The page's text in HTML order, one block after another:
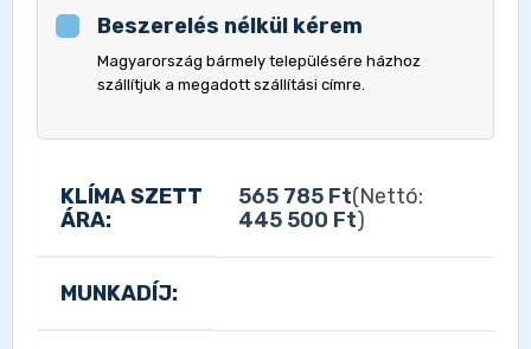
Beszerelés nélkül kérem
Magyarország bármely településére házhoz
szállítjuk a megadott szállítási címre.
KLÍMA SZETT
ÁRA:
565 785 Ft(Nettó:
445 500 Ft)
MUNKADÍJ: